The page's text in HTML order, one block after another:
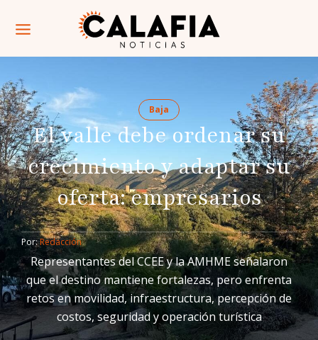
Baja
El valle debe ordenar su
crecimiento y adaptar su
oferta: empresarios
Por: Redacción
Representantes del CCEE y la AMHME señalaron
que el destino mantiene fortalezas, pero enfrenta
retos en movilidad, infraestructura, percepción de
costos, seguridad y operación turística